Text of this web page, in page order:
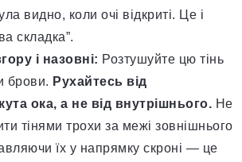
видно, коли очі відкриті. Це і
складка”.
і назовні: Розтушуйте цю тінь
брови. Рухайтесь від
ока, а не від внутрішнього. Не
тінями трохи за межі зовнішнього
їх у напрямку скроні — це